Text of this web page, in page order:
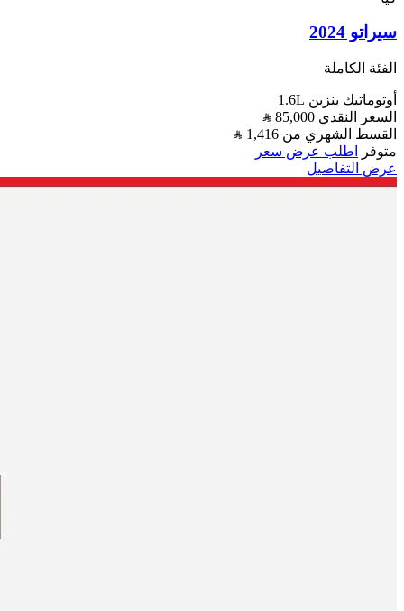
سيراتو 2024
الفئة الكاملة
أوتوماتيك بنزين 1.6L
السعر النقدي 85,000
القسط الشهري من 1,416
متوفر
اطلب عرض سعر
عرض التفاصيل